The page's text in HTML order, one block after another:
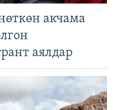
акчама
аялдар